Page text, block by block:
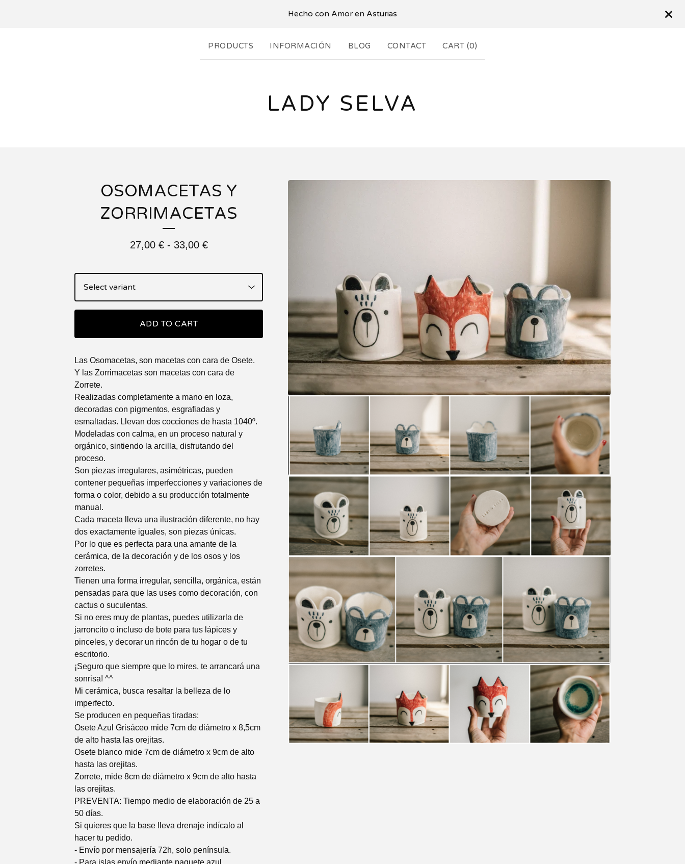
Hecho con Amor en Asturias
PRODUCTS INFORMACIÓN BLOG CONTACT CART (0)
LADY SELVA
OSOMACETAS Y
ZORRIMACETAS
27,00 €- 33,00 €
ADD TO CART
Las Osomacetas, son macetas con cara de Osete.
Y las Zorrimacetas son macetas con cara de
Zorrete.
Realizadas completamente a mano en loza,
decoradas con pigmentos, esgrafiadas y
esmaltadas. Llevan dos cocciones de hasta 1040º.
Modeladas con calma, en un proceso natural y
orgánico, sintiendo la arcilla, disfrutando del
proceso.
Son piezas irregulares, asimétricas, pueden
contener pequeñas imperfecciones y variaciones de
forma o color, debido a su producción totalmente
manual.
Cada maceta lleva una ilustración diferente, no hay
dos exactamente iguales, son piezas únicas.
Por lo que es perfecta para una amante de la
cerámica, de la decoración y de los osos y los
zorretes.
Tienen una forma irregular, sencilla, orgánica, están
pensadas para que las uses como decoración, con
cactus o suculentas.
Si no eres muy de plantas, puedes utilizarla de
jarroncito o incluso de bote para tus lápices y
pinceles, y decorar un rincón de tu hogar o de tu
escritorio.
¡Seguro que siempre que lo mires, te arrancará una
sonrisa! ^^
Mi cerámica, busca resaltar la belleza de lo
imperfecto.
Se producen en pequeñas tiradas:
Osete Azul Grisáceo mide 7cm de diámetro x 8,5cm
de alto hasta las orejitas.
Osete blanco mide 7cm de diámetro x 9cm de alto
hasta las orejitas.
Zorrete, mide 8cm de diámetro x 9cm de alto hasta
las orejitas.
PREVENTA: Tiempo medio de elaboración de 25 a
50 días.
Si quieres que la base lleva drenaje indícalo al
hacer tu pedido.
- Envío por mensajería 72h, solo península.
- Para islas envío mediante paquete azul.